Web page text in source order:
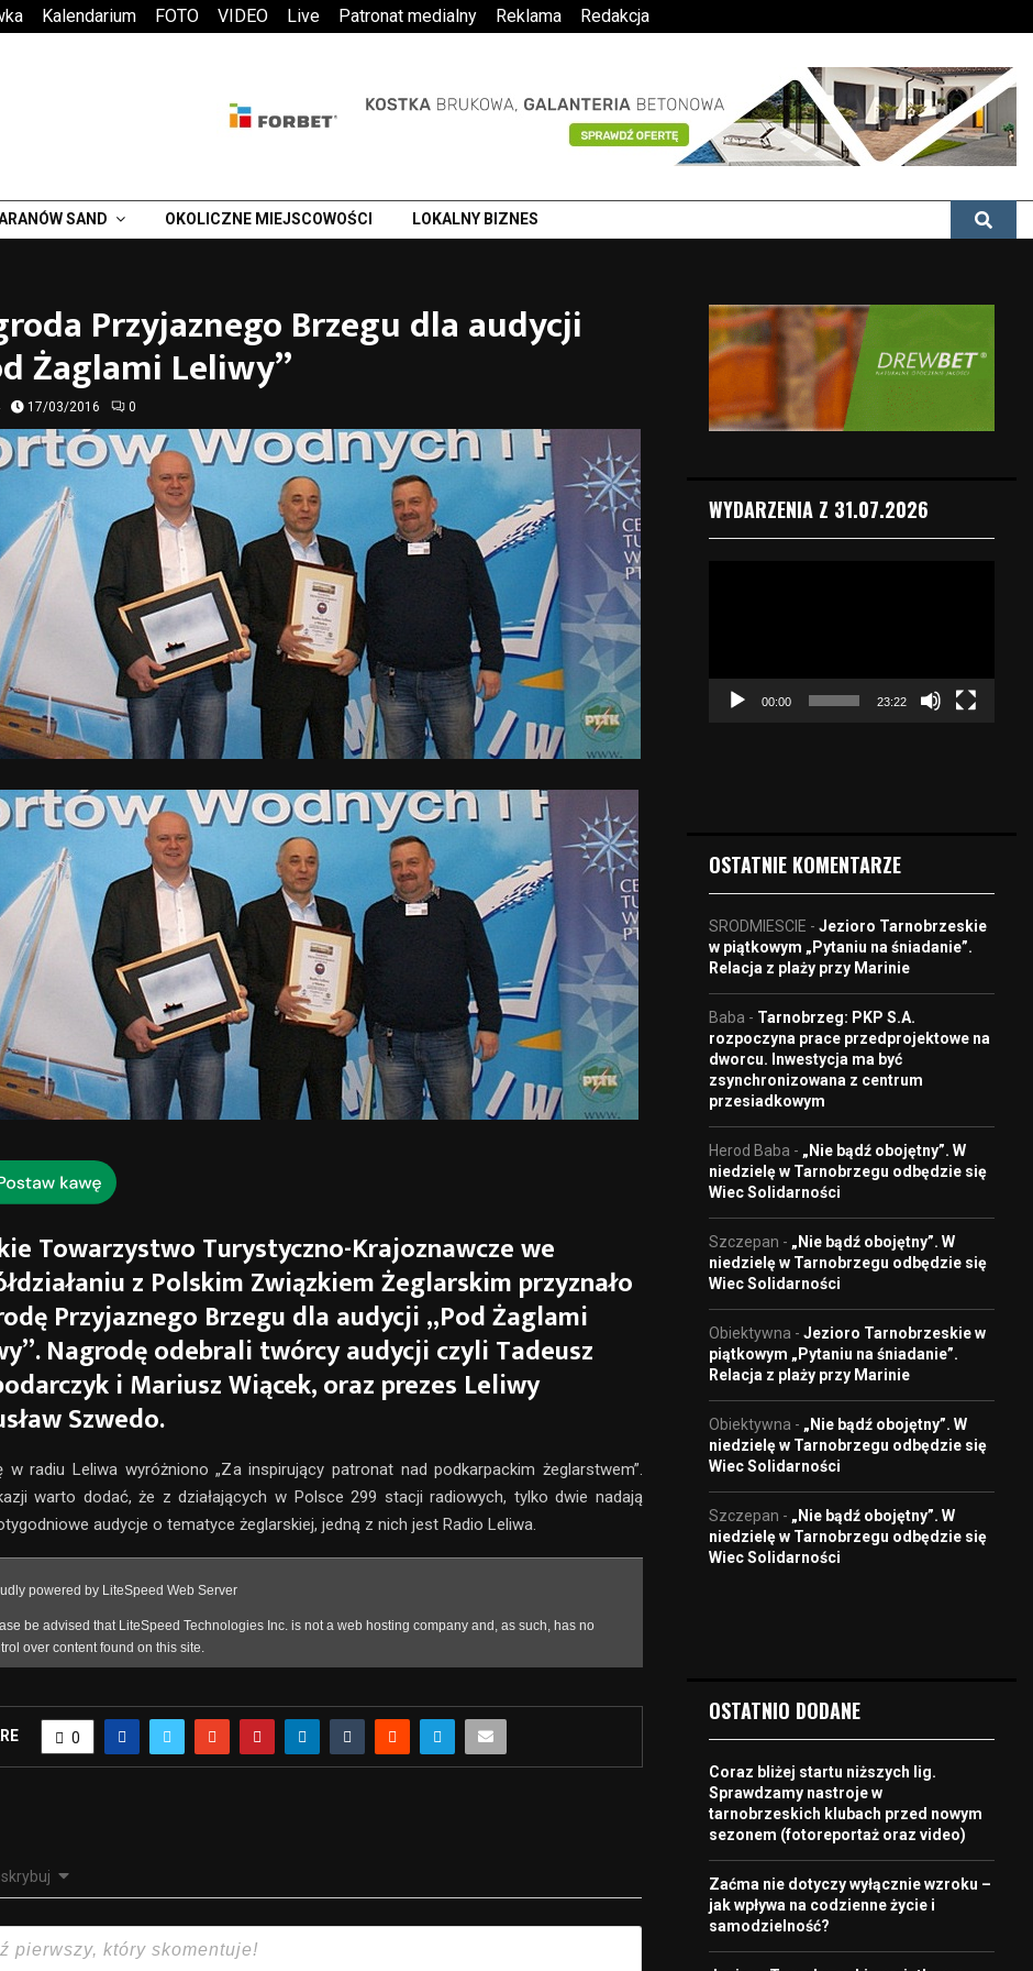
Kalendarium FOTO VIDEO Live Patronat medialny Reklama Redakcja
SAND OKOLICZNE MIEJSCOWOŚCI LOKALNY BIZNES
Przyjaznego Brzegu dla audycji
Żaglami Leliwy”
17/03/2016 0
Towarzystwo Turystyczno-Krajoznawcze we
z Polskim Związkiem Żeglarskim przyznało
Przyjaznego Brzegu dla audycji „Pod Żaglami
Nagrodę odebrali twórcy audycji czyli Tadeusz
i Mariusz Wiącek, oraz prezes Leliwy
Szwedo.
w radiu Leliwa wyróżniono „Za inspirujący patronat nad podkarpackim żeglarstwem”.
warto dodać, że z działających w Polsce 299 stacji radiowych, tylko dwie nadają
audycje o tematyce żeglarskiej, jedną z nich jest Radio Leliwa.
0
WYDARZENIA Z 31.07.2026
e
o
00:00 23:22
OSTATNIE KOMENTARZE
SRODMIESCIE - Jezioro Tarnobrzeskie
w piątkowym „Pytaniu na śniadanie”.
Relacja z plaży przy Marinie
Baba - Tarnobrzeg: PKP S.A.
rozpoczyna prace przedprojektowe na
dworcu. Inwestycja ma być
zsynchronizowana z centrum
przesiadkowym
Herod Baba - „Nie bądź obojętny”. W
niedzielę w Tarnobrzegu odbędzie się
Wiec Solidarności
Szczepan - „Nie bądź obojętny”. W
niedzielę w Tarnobrzegu odbędzie się
Wiec Solidarności
Obiektywna - Jezioro Tarnobrzeskie w
piątkowym „Pytaniu na śniadanie”.
Relacja z plaży przy Marinie
Obiektywna - „Nie bądź obojętny”. W
niedzielę w Tarnobrzegu odbędzie się
Wiec Solidarności
Szczepan - „Nie bądź obojętny”. W
niedzielę w Tarnobrzegu odbędzie się
Wiec Solidarności
OSTATNIO DODANE
Coraz bliżej startu niższych lig.
Sprawdzamy nastroje w
tarnobrzeskich klubach przed nowym
sezonem (fotoreportaż oraz video)
Zaćma nie dotyczy wyłącznie wzroku –
jak wpływa na codzienne życie i
samodzielność?